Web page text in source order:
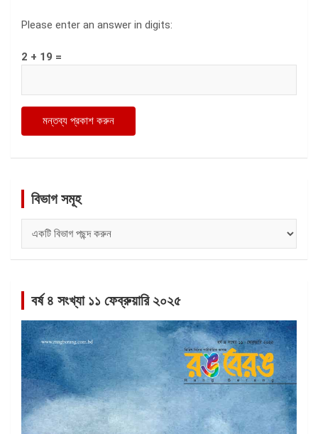
Please enter an answer in digits:
2 + 19 =
বিভাগ সমূহ
সমূহ
বর্ষ ৪ সংখ্যা ১১ ফেব্রুয়ারি ২০২৫